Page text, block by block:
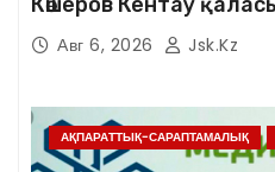
SHENHUA»
танысты
Авг 6, 2026 Jsk.kz
АҚПАРАТТЫҚ-САРАПТАМАЛЫҚ